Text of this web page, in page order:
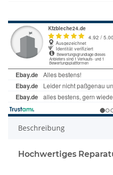
Beschreibung
Hochwertiges